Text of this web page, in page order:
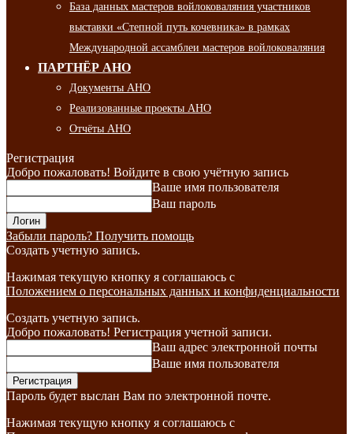
База данных мастеров войлоковаляния участников
выставки «Степной путь кочевника» в рамках
Международной ассамблеи мастеров войлоковаляния
ПАРТНЁР АНО
Документы АНО
Реализованные проекты АНО
Отчёты АНО
Регистрация
Добро пожаловать! Войдите в свою учётную запись
Ваше имя пользователя
Ваш пароль
Забыли пароль? Получить помощь
Создать учетную запись.
Нажимая текущую кнопку я соглашаюсь с
Положением о персональных данных и конфиденциальности
Создать учетную запись.
Добро пожаловать! Регистрация учетной записи.
Ваш адрес электронной почты
Ваше имя пользователя
Пароль будет выслан Вам по электронной почте.
Нажимая текущую кнопку я соглашаюсь с